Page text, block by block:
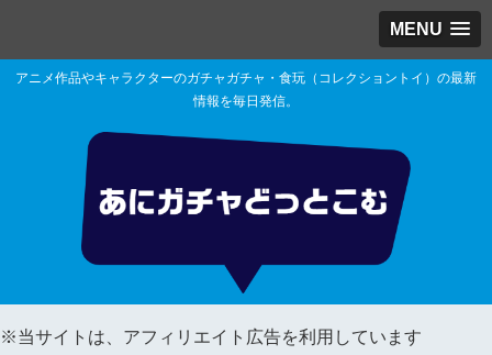
MENU
アニメ作品やキャラクターのガチャガチャ・食玩（コレクショントイ）の最新
情報を毎日発信。
※当サイトは、アフィリエイト広告を利用しています